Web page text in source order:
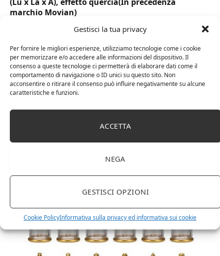
Gestisci la tua privacy
Per fornire le migliori esperienze, utilizziamo tecnologie come i cookie
per memorizzare e/o accedere alle informazioni del dispositivo. Il
consenso a queste tecnologie ci permetterà di elaborare dati come il
comportamento di navigazione o ID unici su questo sito. Non
acconsentire o ritirare il consenso può influire negativamente su alcune
caratteristiche e funzioni.
ACCETTA
NEGA
GESTISCI OPZIONI
Cookie PolicyInformativa sulla privacy ed informativa sui cookie
marchio Movian)
trasparenti monouso 350 ML tacca 0,3 alta qualità
birra cocktail drink